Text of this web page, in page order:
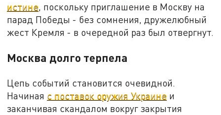
истине, поскольку приглашение в Москву на
парад Победы - без сомнения, дружелюбный
жест Кремля - в очередной раз был отвергнут.
Москва долго терпела
Цепь событий становится очевидной.
Начиная с поставок оружия Украине и
заканчивая скандалом вокруг закрытия